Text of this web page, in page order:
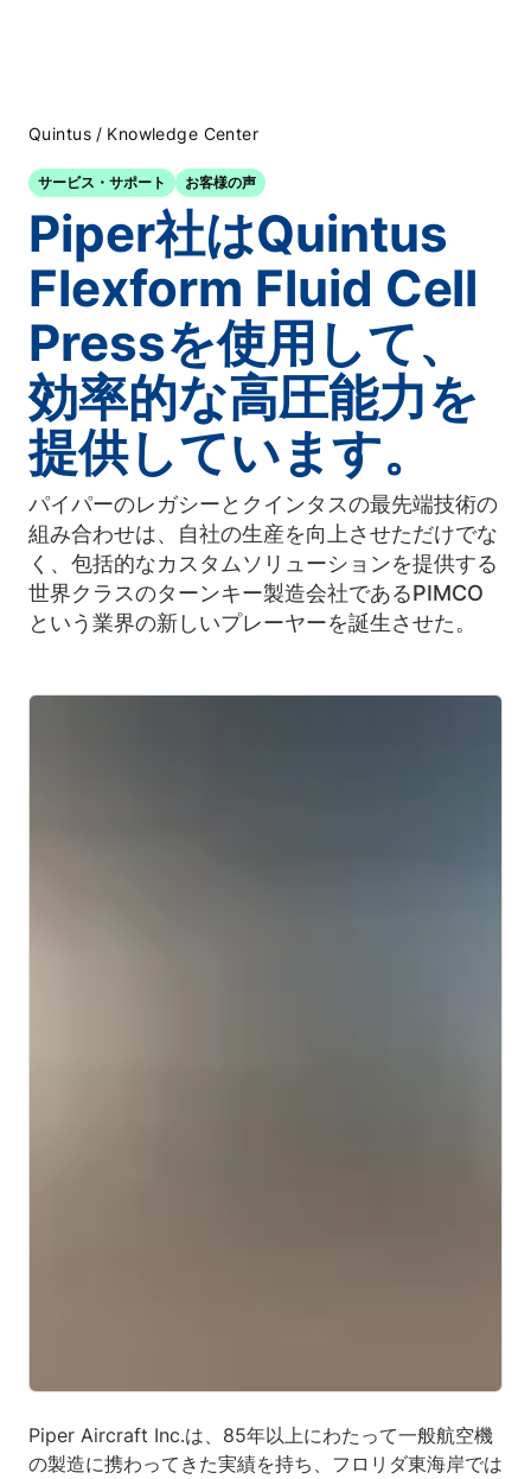
Quintus / Knowledge Center
サービス・サポート お客様の声
Piper社はQuintus
Flexform Fluid Cell
Pressを使用して、
効率的な高圧能力を
提供しています。
パイパーのレガシーとクインタスの最先端技術の
組み合わせは、自社の生産を向上させただけでな
く、包括的なカスタムソリューションを提供する
世界クラスのターンキー製造会社であるPIMCO
という業界の新しいプレーヤーを誕生させた。
Piper Aircraft Inc.は、85年以上にわたって一般航空機
の製造に携わってきた実績を持ち、フロリダ東海岸では